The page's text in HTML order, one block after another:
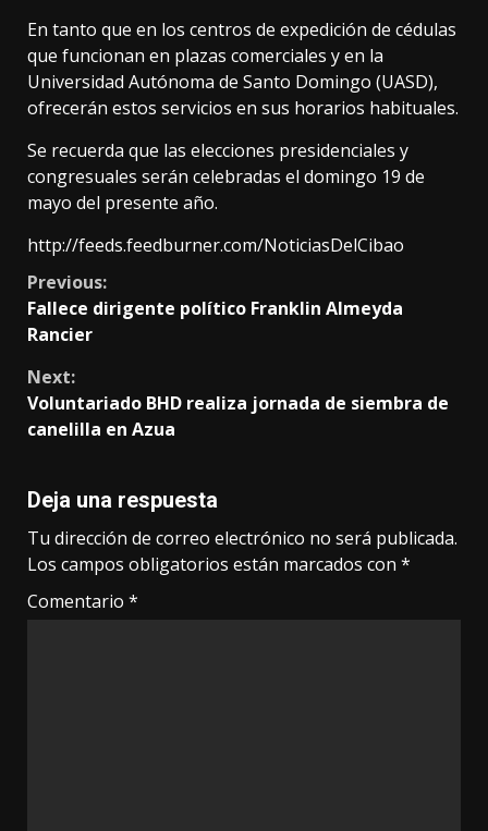
En tanto que en los centros de expedición de cédulas
que funcionan en plazas comerciales y en la
Universidad Autónoma de Santo Domingo (UASD),
ofrecerán estos servicios en sus horarios habituales.
Se recuerda que las elecciones presidenciales y
congresuales serán celebradas el domingo 19 de
mayo del presente año.
http://feeds.feedburner.com/NoticiasDelCibao
Continue
Reading
Previous:
Fallece dirigente político Franklin Almeyda
Rancier
Next:
Voluntariado BHD realiza jornada de siembra de
canelilla en Azua
Deja una respuesta
Tu dirección de correo electrónico no será publicada.
Los campos obligatorios están marcados con *
Comentario *